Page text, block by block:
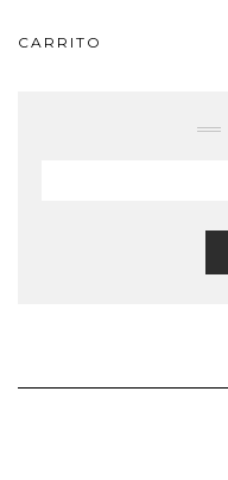
CARRITO